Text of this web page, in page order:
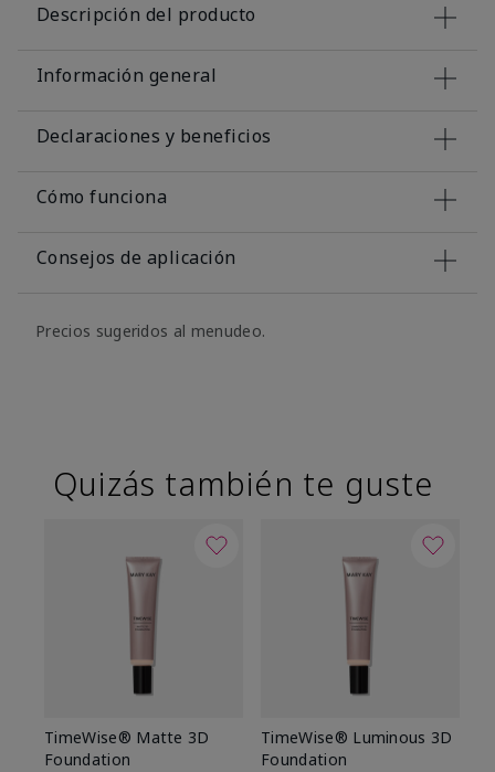
Descripción del producto
Información general
Declaraciones y beneficios
Cómo funciona
Consejos de aplicación
Precios sugeridos al menudeo.
Quizás también te guste
TimeWise® Matte 3D
Foundation
TimeWise® Luminous 3D
Foundation